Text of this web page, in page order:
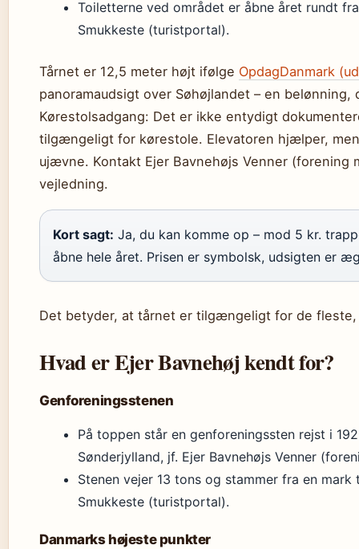
Toiletterne ved området er åbne året rundt
Smukkeste (turistportal).
Tårnet er 12,5 meter højt ifølge OpdagDanmark
panoramaudsigt over Søhøjlandet – en
Kørestolsadgang: Det er ikke entydigt
tilgængeligt for kørestole. Elevatoren hjælper,
ujævne. Kontakt Ejer Bavnehøjs Venner
vejledning.
Kort sagt: Ja, du kan komme op – mod 5 kr.
åbne hele året. Prisen er symbolsk, udsigten er
Det betyder, at tårnet er tilgængeligt for de
Hvad er Ejer Bavnehøj kendt for?
Genforeningsstenen
På toppen står en genforeningssten rejst i
Sønderjylland, jf. Ejer Bavnehøjs Venner
Stenen vejer 13 tons og stammer fra en
Smukkeste (turistportal).
Danmarks højeste punkter